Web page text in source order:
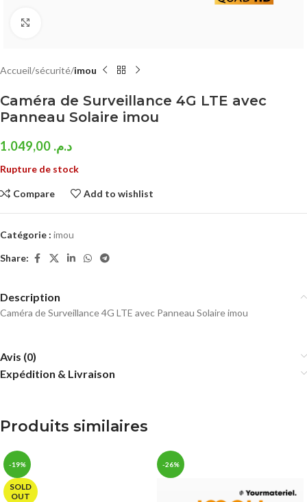
Accueil sécurité imou
Caméra de Surveillance 4G LTE avec
Panneau Solaire imou
د.م.
Rupture de stock
Compare Add to wishlist
Catégorie : imou
Share:
Description
Caméra de Surveillance 4G LTE avec Panneau Solaire imou
Avis (0)
Expédition & Livraison
Produits similaires
-19%
SOLD
OUT
-26%